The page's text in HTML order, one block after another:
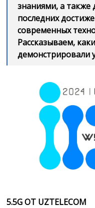
знаниями, а также
последних
современных
Рассказываем,
демонстрировали
5.5G ОТ UZTELECOM